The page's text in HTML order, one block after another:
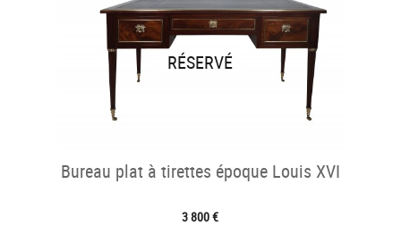
RÉSERVÉ
Bureau plat à tirettes époque Louis XVI
3 800 €